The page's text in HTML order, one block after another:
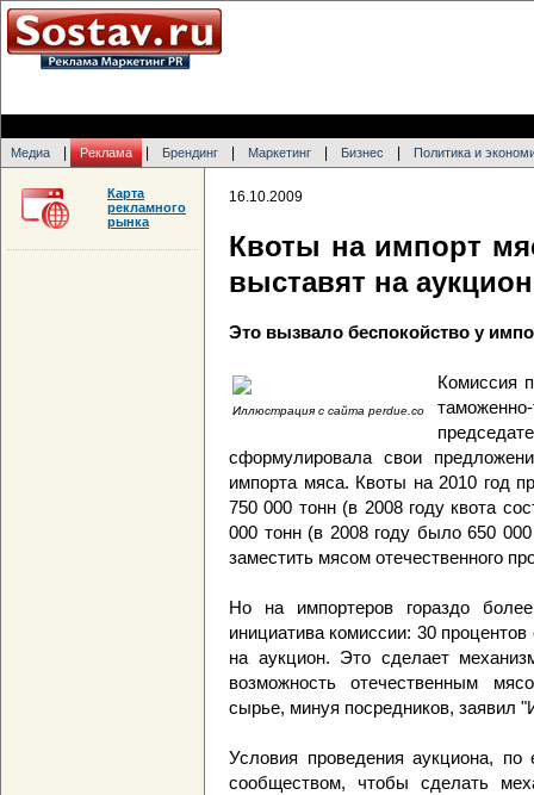
Медиа Реклама Брендинг Маркетинг Бизнес Политика и
16.10.2009
Квоты на импорт
выставят на аукцион
Это вызвало беспокойство у
Иллюстрация с сайта perdue.co
Комиссия
сформулировала свои
импорта мяса. Квоты на 2010 год
750 000 тонн (в 2008 году квота
000 тонн (в 2008 году было 650
заместить мясом отечественного
Но на импортеров гораздо
инициатива комиссии: 30
на аукцион. Это сделает
возможность отечественным
сырье, минуя посредников, заявил
Условия проведения аукциона,
сообществом, чтобы сделать
Карта
рекламного
рынка